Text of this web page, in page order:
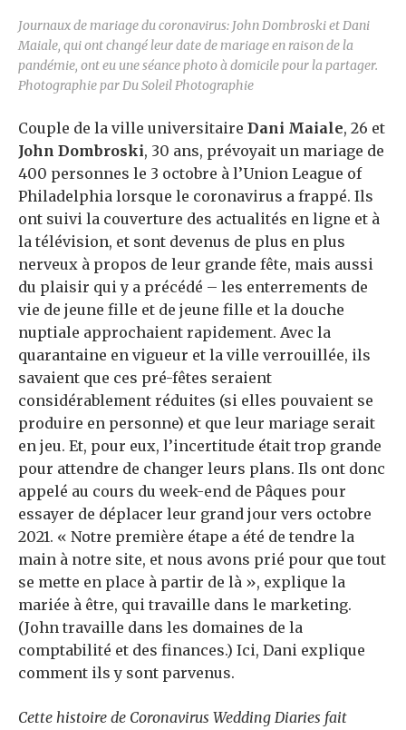
Journaux de mariage du coronavirus: John Dombroski et Dani
Maiale, qui ont changé leur date de mariage en raison de la
pandémie, ont eu une séance photo à domicile pour la partager.
Photographie par Du Soleil Photographie
Couple de la ville universitaire Dani Maiale, 26 et
John Dombroski, 30 ans, prévoyait un mariage de
400 personnes le 3 octobre à l’Union League of
Philadelphia lorsque le coronavirus a frappé. Ils
ont suivi la couverture des actualités en ligne et à
la télévision, et sont devenus de plus en plus
nerveux à propos de leur grande fête, mais aussi
du plaisir qui y a précédé – les enterrements de
vie de jeune fille et de jeune fille et la douche
nuptiale approchaient rapidement. Avec la
quarantaine en vigueur et la ville verrouillée, ils
savaient que ces pré-fêtes seraient
considérablement réduites (si elles pouvaient se
produire en personne) et que leur mariage serait
en jeu. Et, pour eux, l’incertitude était trop grande
pour attendre de changer leurs plans. Ils ont donc
appelé au cours du week-end de Pâques pour
essayer de déplacer leur grand jour vers octobre
2021. « Notre première étape a été de tendre la
main à notre site, et nous avons prié pour que tout
se mette en place à partir de là », explique la
mariée à être, qui travaille dans le marketing.
(John travaille dans les domaines de la
comptabilité et des finances.) Ici, Dani explique
comment ils y sont parvenus.
Cette histoire de Coronavirus Wedding Diaries fait